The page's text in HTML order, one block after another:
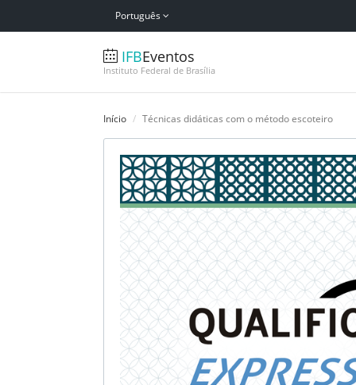
Português
IFBEventos
Instituto Federal de Brasília
Início Técnicas didáticas com o método escoteiro